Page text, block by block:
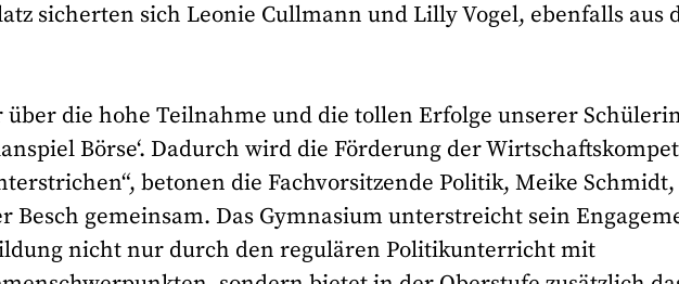
sicherten sich Leonie Cullmann und Lilly Vogel, ebenfalls aus
über die hohe Teilnahme und die tollen Erfolge unserer
Börse‘. Dadurch wird die Förderung der
betonen die Fachvorsitzende Politik, Meike
Besch gemeinsam. Das Gymnasium unterstreicht sein
nicht nur durch den regulären Politikunterricht mit